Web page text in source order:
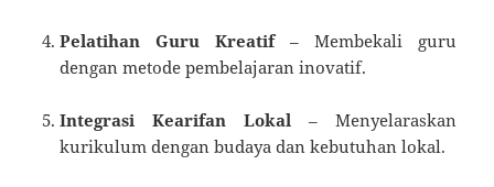
Pelatihan Guru Kreatif– Membekali guru
dengan metode pembelajaran inovatif.
Integrasi Kearifan Lokal – Menyelaraskan
kurikulum dengan budaya dan kebutuhan lokal.